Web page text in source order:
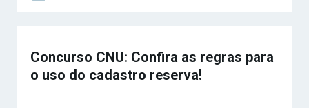
Concurso CNU: Confira as regras para
o uso do cadastro reserva!